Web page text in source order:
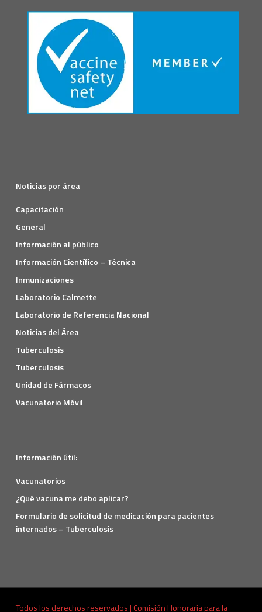
Noticias por área
Capacitación
General
Información al público
Información Científico – Técnica
Inmunizaciones
Laboratorio Calmette
Laboratorio de Referencia Nacional
Noticias del Área
Tuberculosis
Tuberculosis
Unidad de Fármacos
Vacunatorio Móvil
Información útil:
Vacunatorios
¿Qué vacuna me debo aplicar?
Formulario de solicitud de medicación para pacientes
internados – Tuberculosis
Todos los derechos reservados | Comisión Honoraria para la